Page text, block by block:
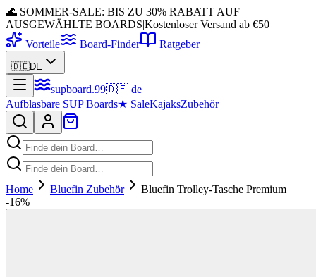
🌊 SOMMER-SALE: BIS ZU 30% RABATT AUF
AUSGEWÄHLTE BOARDS|Kostenloser Versand ab €50
Vorteile
Board-Finder Ratgeber
🇩🇪DE
supboard.99🇩🇪 de
Aufblasbare SUP Boards★ SaleKajaksZubehör
Home Bluefin Zubehör
Bluefin Trolley-Tasche Premium
-16%